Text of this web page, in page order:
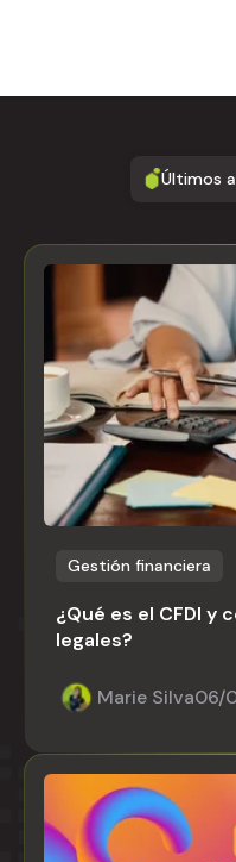
Últimos
Gestión financiera
¿Qué es el CFDI y
legales?
Marie Silva06/